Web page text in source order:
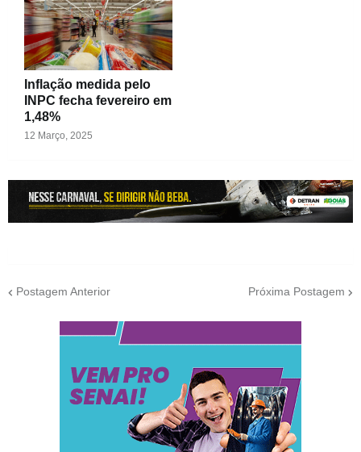
Inflação medida pelo
INPC fecha fevereiro em
1,48%
12 Março, 2025
Postagem Anterior Próxima Postagem